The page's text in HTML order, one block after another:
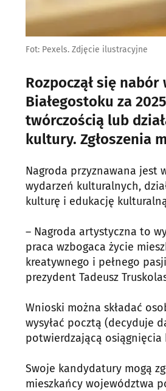
Fot: Pexels. Zdjęcie ilustracyjne
Rozpoczął się
Białegostoku za
twórczością lub
kultury. Zgłoszenia
Nagroda przyznawana jest
wydarzeń kulturalnych,
kulturę i edukację
– Nagroda artystyczna to
praca wzbogaca życie
kreatywnego i pełnego
prezydent Tadeusz
Wnioski można składać
wysyłać pocztą (decyduje
potwierdzającą osiągnięcia
Swoje kandydatury mogą
mieszkańcy województwa